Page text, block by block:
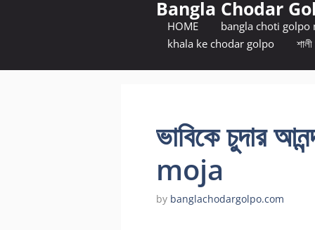
Bangla Chodar
HOME
bangla choti golpo
khala ke chodar golpo
ভাবিকে চুদার
moja
by banglachodargolpo.com